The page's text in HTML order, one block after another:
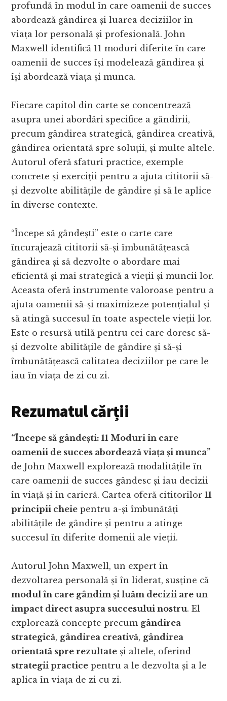
profundă în modul în care oamenii de succes
abordează gândirea și luarea deciziilor în
viața lor personală și profesională. John
Maxwell identifică 11 moduri diferite în care
oamenii de succes își modelează gândirea și
își abordează viața și munca.
Fiecare capitol din carte se concentrează
asupra unei abordări specifice a gândirii,
precum gândirea strategică, gândirea creativă,
gândirea orientată spre soluții, și multe altele.
Autorul oferă sfaturi practice, exemple
concrete și exerciții pentru a ajuta cititorii să-
și dezvolte abilitățile de gândire și să le aplice
în diverse contexte.
“Începe să gândești” este o carte care
încurajează cititorii să-și îmbunătățească
gândirea și să dezvolte o abordare mai
eficientă și mai strategică a vieții și muncii lor.
Aceasta oferă instrumente valoroase pentru a
ajuta oamenii să-și maximizeze potențialul și
să atingă succesul în toate aspectele vieții lor.
Este o resursă utilă pentru cei care doresc să-
și dezvolte abilitățile de gândire și să-și
îmbunătățească calitatea deciziilor pe care le
iau în viața de zi cu zi.
Rezumatul cărții
“Începe să gândești: 11 Moduri în care
oamenii de succes abordează viața și munca”
de John Maxwell explorează modalitățile în
care oamenii de succes gândesc și iau decizii
în viață și în carieră. Cartea oferă cititorilor11
principii cheie pentru a-și îmbunătăți
abilitățile de gândire și pentru a atinge
succesul în diferite domenii ale vieții.
Autorul John Maxwell, un expert în
dezvoltarea personală și în liderat, susține că
modul în care gândim și luăm decizii are un
impact direct asupra succesului nostru. El
explorează concepte precum gândirea
strategică, gândirea creativă, gândirea
orientată spre rezultate și altele, oferind
strategii practice pentru a le dezvolta și a le
aplica în viața de zi cu zi.